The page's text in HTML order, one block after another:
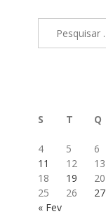
S
T Q
« Fev
4
5 6
11
12 13
18
19 20
25
26 27